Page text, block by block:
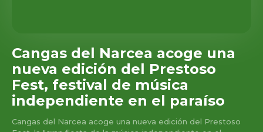
Cangas del Narcea acoge una
nueva edición del Prestoso
Fest, festival de música
independiente en el paraíso
Cangas del Narcea acoge una nueva edición del Prestoso